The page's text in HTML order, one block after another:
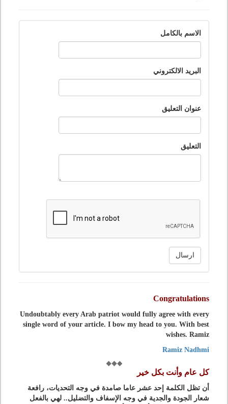
الاسم بالكامل
البريد الالكتروني
عنوان التعليق
التعليق
ارسال
Congratulations
Undoubtably every Arab patriot would fully agree with every
single word of your article. I bow my head to you. With best
wishes. Ramiz
Ramiz Nadhmi
كل عام وأنت بكل خير
أن تظل الكلمة إحد عشر عاما صامدة في وجه التحديات، رافعة
شعار الجودة والجدية في وجه الإسفاف والتضليل.. لهي بالفعل